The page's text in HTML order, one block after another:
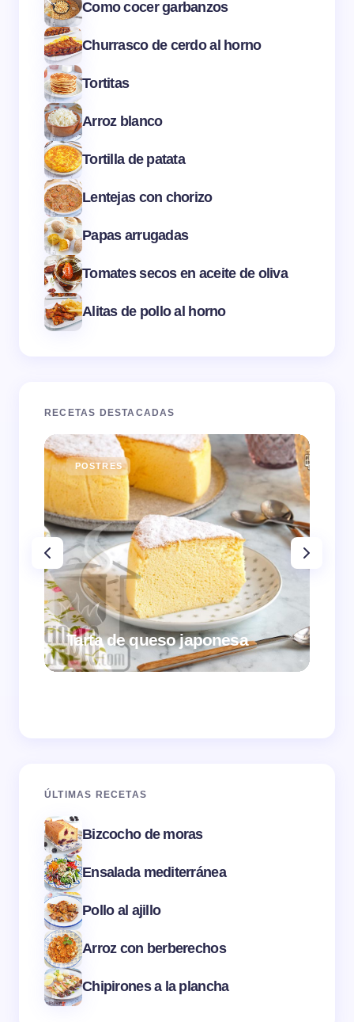
Como cocer garbanzos
Churrasco de cerdo al horno
Tortitas
Arroz blanco
Tortilla de patata
Lentejas con chorizo
Papas arrugadas
Tomates secos en aceite de oliva
Alitas de pollo al horno
RECETAS DESTACADAS
POSTRES
Tarta de queso japonesa
ÚLTIMAS RECETAS
Bizcocho de moras
Ensalada mediterránea
Pollo al ajillo
Arroz con berberechos
Chipirones a la plancha